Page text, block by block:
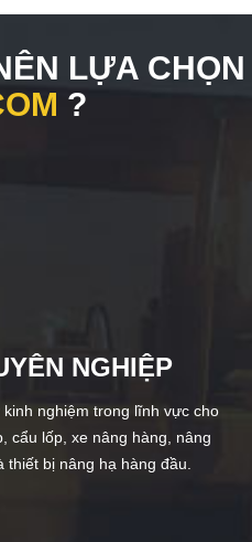
LỰA CHỌN
?
NGHIỆP
nghiệm trong lĩnh vực cho
cẩu lốp, xe nâng hàng, nâng
bị nâng hạ hàng đầu.